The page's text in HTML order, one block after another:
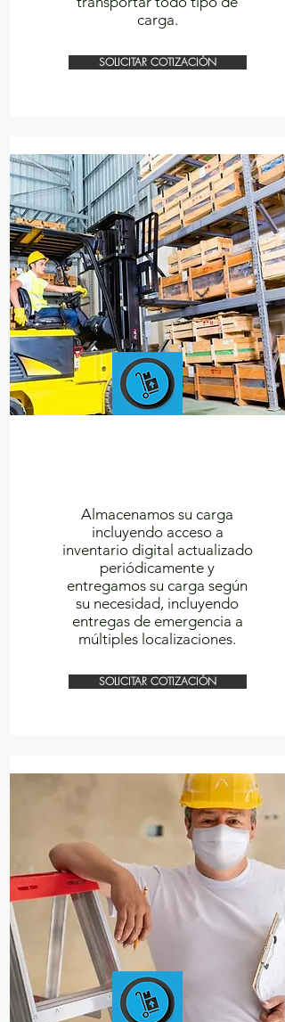
carga.
SOLICITAR COTIZACIÓN
Almacenamos su carga
incluyendo acceso a
inventario digital actualizado
periódicamente y
entregamos su carga según
su necesidad, incluyendo
entregas de emergencia a
múltiples localizaciones.
SOLICITAR COTIZACIÓN